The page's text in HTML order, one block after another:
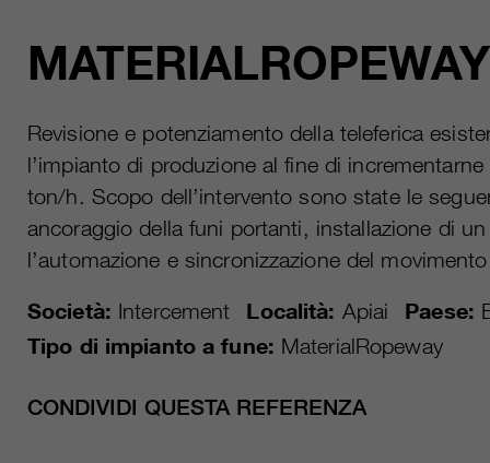
Revisione e potenziamento della teleferica
l’impianto di produzione al fine di
ton/h. Scopo dell’intervento sono state le
ancoraggio della funi portanti, installazione di
l’automazione e sincronizzazione del
Società: Intercement Località: Apiai Paese:
Tipo di impianto a fune: MaterialRopeway
CONDIVIDI QUESTA REFERENZA